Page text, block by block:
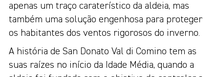
apenas um traço caraterístico da aldeia, mas
também uma solução engenhosa para proteger
os habitantes dos ventos rigorosos do inverno.
A história de San Donato Val di Comino tem as
suas raízes no início da Idade Média, quando a